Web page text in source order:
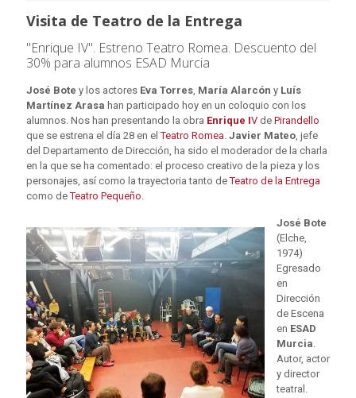
Visita de Teatro de la Entrega
"Enrique IV". Estreno Teatro Romea. Descuento del
30% para alumnos ESAD Murcia
José Bote y los actores Eva Torres María Alarcón y Luís
Martínez Arasa han participado hoy en un coloquio con los
alumnos. Nos han presentando la obra Enrique IV de Pirandello
que se estrena el día 28 en elTeatro Romea Javier Mateo , jefe
del Departamento de Dirección, ha sido el moderador de la charla
en la que se ha comentado: el proceso creativo de la pieza y los
personajes, así como la trayectoria tanto deTeatro de la Entrega
como deTeatro Pequeño
José Bote
(Elche,
1974)
Egresado
en
Dirección
de Escena
en ESAD
Murcia
Autor, actor
y director
teatral.